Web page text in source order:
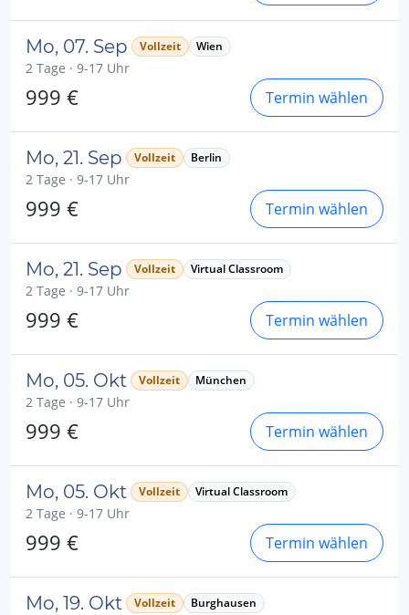
Mo, 07. Sep Vollzeit Wien
2 Tage · 9-17 Uhr
999 € Termin wählen
Mo, 21. Sep Vollzeit Berlin
2 Tage · 9-17 Uhr
999 € Termin wählen
Mo, 21. Sep Vollzeit Virtual Classroom
2 Tage · 9-17 Uhr
999 € Termin wählen
Mo, 05. Okt Vollzeit München
2 Tage · 9-17 Uhr
999 € Termin wählen
Mo, 05. Okt Vollzeit Virtual Classroom
2 Tage · 9-17 Uhr
999 € Termin wählen
Mo, 19. Okt Vollzeit Burghausen